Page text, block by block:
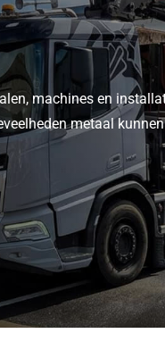
machines en
metaal